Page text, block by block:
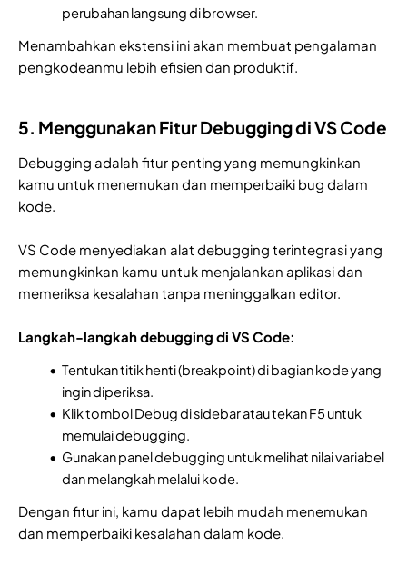
perubahan langsung di browser.
Menambahkan ekstensi ini akan membuat pengalaman
pengkodeanmu lebih efisien dan produktif.
5. Menggunakan Fitur Debugging di VS Code
Debugging adalah fitur penting yang memungkinkan
kamu untuk menemukan dan memperbaiki bug dalam
kode.
VS Code menyediakan alat debugging terintegrasi yang
memungkinkan kamu untuk menjalankan aplikasi dan
memeriksa kesalahan tanpa meninggalkan editor.
Langkah-langkah debugging di VS Code:
Tentukan titik henti (breakpoint) di bagian kode yang
ingin diperiksa.
Klik tombol Debug di sidebar atau tekan F5 untuk
memulai debugging.
Gunakan panel debugging untuk melihat nilai variabel
dan melangkah melalui kode.
Dengan fitur ini, kamu dapat lebih mudah menemukan
dan memperbaiki kesalahan dalam kode.